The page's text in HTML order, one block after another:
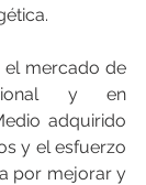
el mercado de
y en
adquirido
y el esfuerzo
por mejorar y